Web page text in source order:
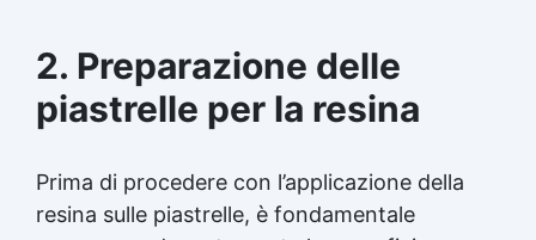
2. Preparazione delle
piastrelle per la resina
Prima di procedere con l’applicazione della
resina sulle piastrelle, è fondamentale